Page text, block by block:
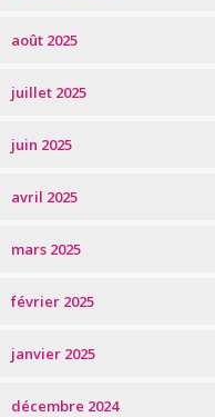
août 2025
juillet 2025
juin 2025
avril 2025
mars 2025
février 2025
janvier 2025
décembre 2024